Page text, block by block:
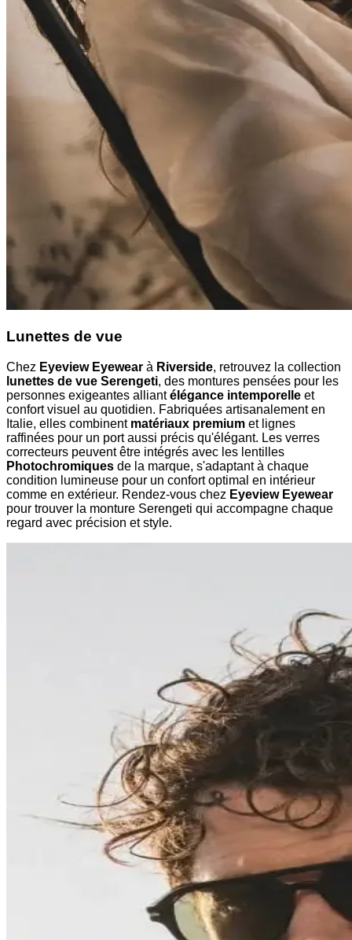
Lunettes de vue
Chez Eyeview Eyewear à Riverside, retrouvez la collection
lunettes de vue Serengeti, des montures pensées pour les
personnes exigeantes alliantélégance intemporelle et
confort visuel au quotidien. Fabriquées artisanalement en
Italie, elles combinent matériaux premium et lignes
raffinées pour un port aussi précis qu'élégant. Les verres
correcteurs peuvent être intégrés avec les lentilles
Photochromiques de la marque, s'adaptant à chaque
condition lumineuse pour un confort optimal en intérieur
comme en extérieur. Rendez-vous chez Eyeview Eyewear
pour trouver la monture Serengeti qui accompagne chaque
regard avec précision et style.